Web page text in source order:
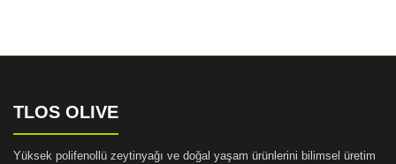
Yorum Yaz
Ürün bilgilerinde hatalar bulunuyor.
TLOS OLIVE
Yüksek polifenollü zeytinyağı ve doğal yaşam ürünlerini bilimsel üretim